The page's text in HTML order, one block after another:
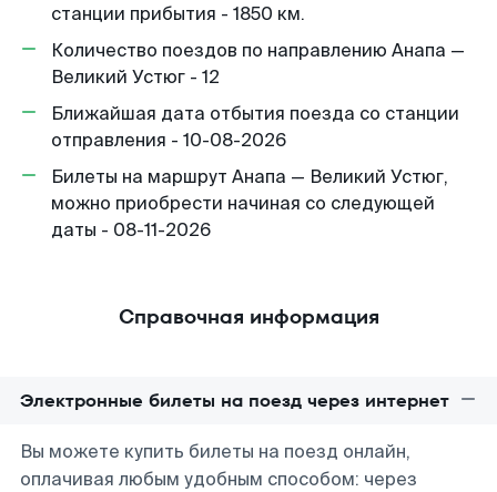
станции прибытия - 1850 км.
Количество поездов по направлению Анапа —
Великий Устюг - 12
Ближайшая дата отбытия поезда со станции
отправления - 10-08-2026
Билеты на маршрут Анапа — Великий Устюг,
можно приобрести начиная со следующей
даты - 08-11-2026
Справочная информация
Электронные билеты на поезд через интернет
Вы можете купить билеты на поезд онлайн,
оплачивая любым удобным способом: через